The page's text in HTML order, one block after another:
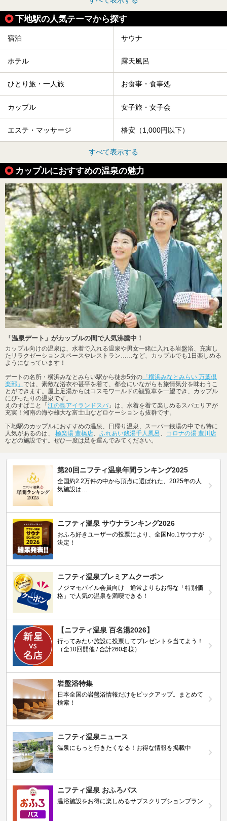
下地駅の人気テーマから探す
宿泊 サウナ
ホテル 露天風呂
ひとり旅・一人旅 お食事・食事処
カップル 女子旅・女子会
エステ・マッサージ 格安（1,000円以下）
すべて表示する
カップルにおすすめの温泉の魅力
「温泉デート」がカップルの間で人気沸騰中！
カップル向けの温泉は、水着で入れる温泉や男女一緒に入れる岩盤浴、充実し
たリラクゼーションスペースやレストラン……など、カップルでも1日楽しめる
ようになっています！
デートの名所・横浜みなとみらい駅から徒歩5分の 「横浜みなとみらい 万葉倶
楽部」 では、素敵な浴衣や甚平を着て、都会にいながらも旅情気分を味わうこ
とができます。屋上足湯からはコスモワールドの観覧車を一望でき、カップル
にぴったりの温泉です。
えのすぱこと「江の島アイランドスパ 」は、水着を着て楽しめるスパエリアが
充実！湘南の海や雄大な富士山などロケーションも抜群です。
下地駅のカップルにおすすめの温泉、日帰り温泉、スーパー銭湯の中でも特に
人気があるのは、 極楽湯 豊橋店 ふれあい銭湯千人風呂
コロナの湯 豊川店
などの施設です。ぜひ一度は足を運んでみてください。
第20回ニフティ温泉年間ランキング2025
全国約2.2万件の中から頂点に選ばれた、2025年の人
気施設は…
ニフティ温泉 サウナランキング2026
おふろ好きユーザーの投票により、全国No.1サウナが
決定！
ニフティ温泉プレミアムクーポン
ノジマモバイル会員向け 通常よりもお得な「特別価
格」で人気の温泉を満喫できる！
【ニフティ温泉 百名湯2026】
行ってみたい施設に投票してプレゼントを当てよう！
（全10回開催 / 合計260名様）
岩盤浴特集
日本全国の岩盤浴情報だけをピックアップ。まとめて
検索！
ニフティ温泉ニュース
温泉にもっと行きたくなる！お得な情報を掲載中
ニフティ温泉 おふろパス
温浴施設をお得に楽しめるサブスクリプションプラン